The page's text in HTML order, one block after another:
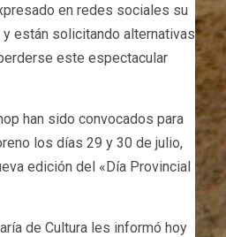
en redes sociales su
están solicitando alternativas
este espectacular
han sido convocados para
los días 29 y 30 de julio,
edición del «Día Provincial
de Cultura les informó hoy